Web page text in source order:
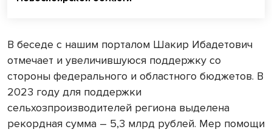
В беседе с нашим порталом Шакир Ибадетович
отмечает и увеличившуюся поддержку со
стороны федерального и областного бюджетов. В
2023 году для поддержки
сельхозпроизводителей региона выделена
рекордная сумма – 5,3 млрд рублей. Мер помощи